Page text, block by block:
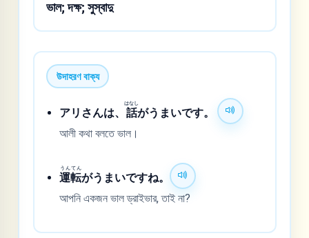
ভাল; দক্ষ; সুস্বাদু
উদাহরণ বাক্য
アリさんは、 話
はなし
がうまいです。
আলী কথা বলতে ভাল।
運
うん
転
てん
がうまいですね。
আপনি একজন ভাল ড্রাইভার, তাই না?